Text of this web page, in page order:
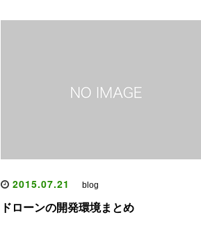
2015.07.21 blog
ドローンの開発環境まとめ